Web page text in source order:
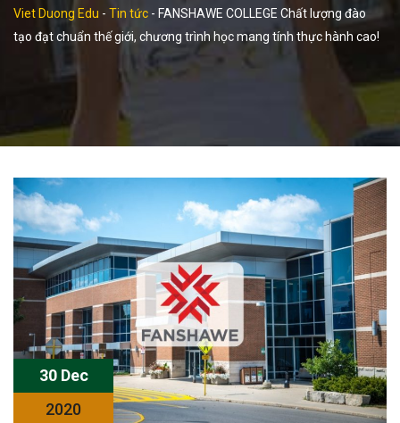
Viet Duong Edu - Tin tức - FANSHAWE COLLEGE Chất lượng đào
tạo đạt chuẩn thế giới, chương trình học mang tính thực hành cao!
30 Dec
2020